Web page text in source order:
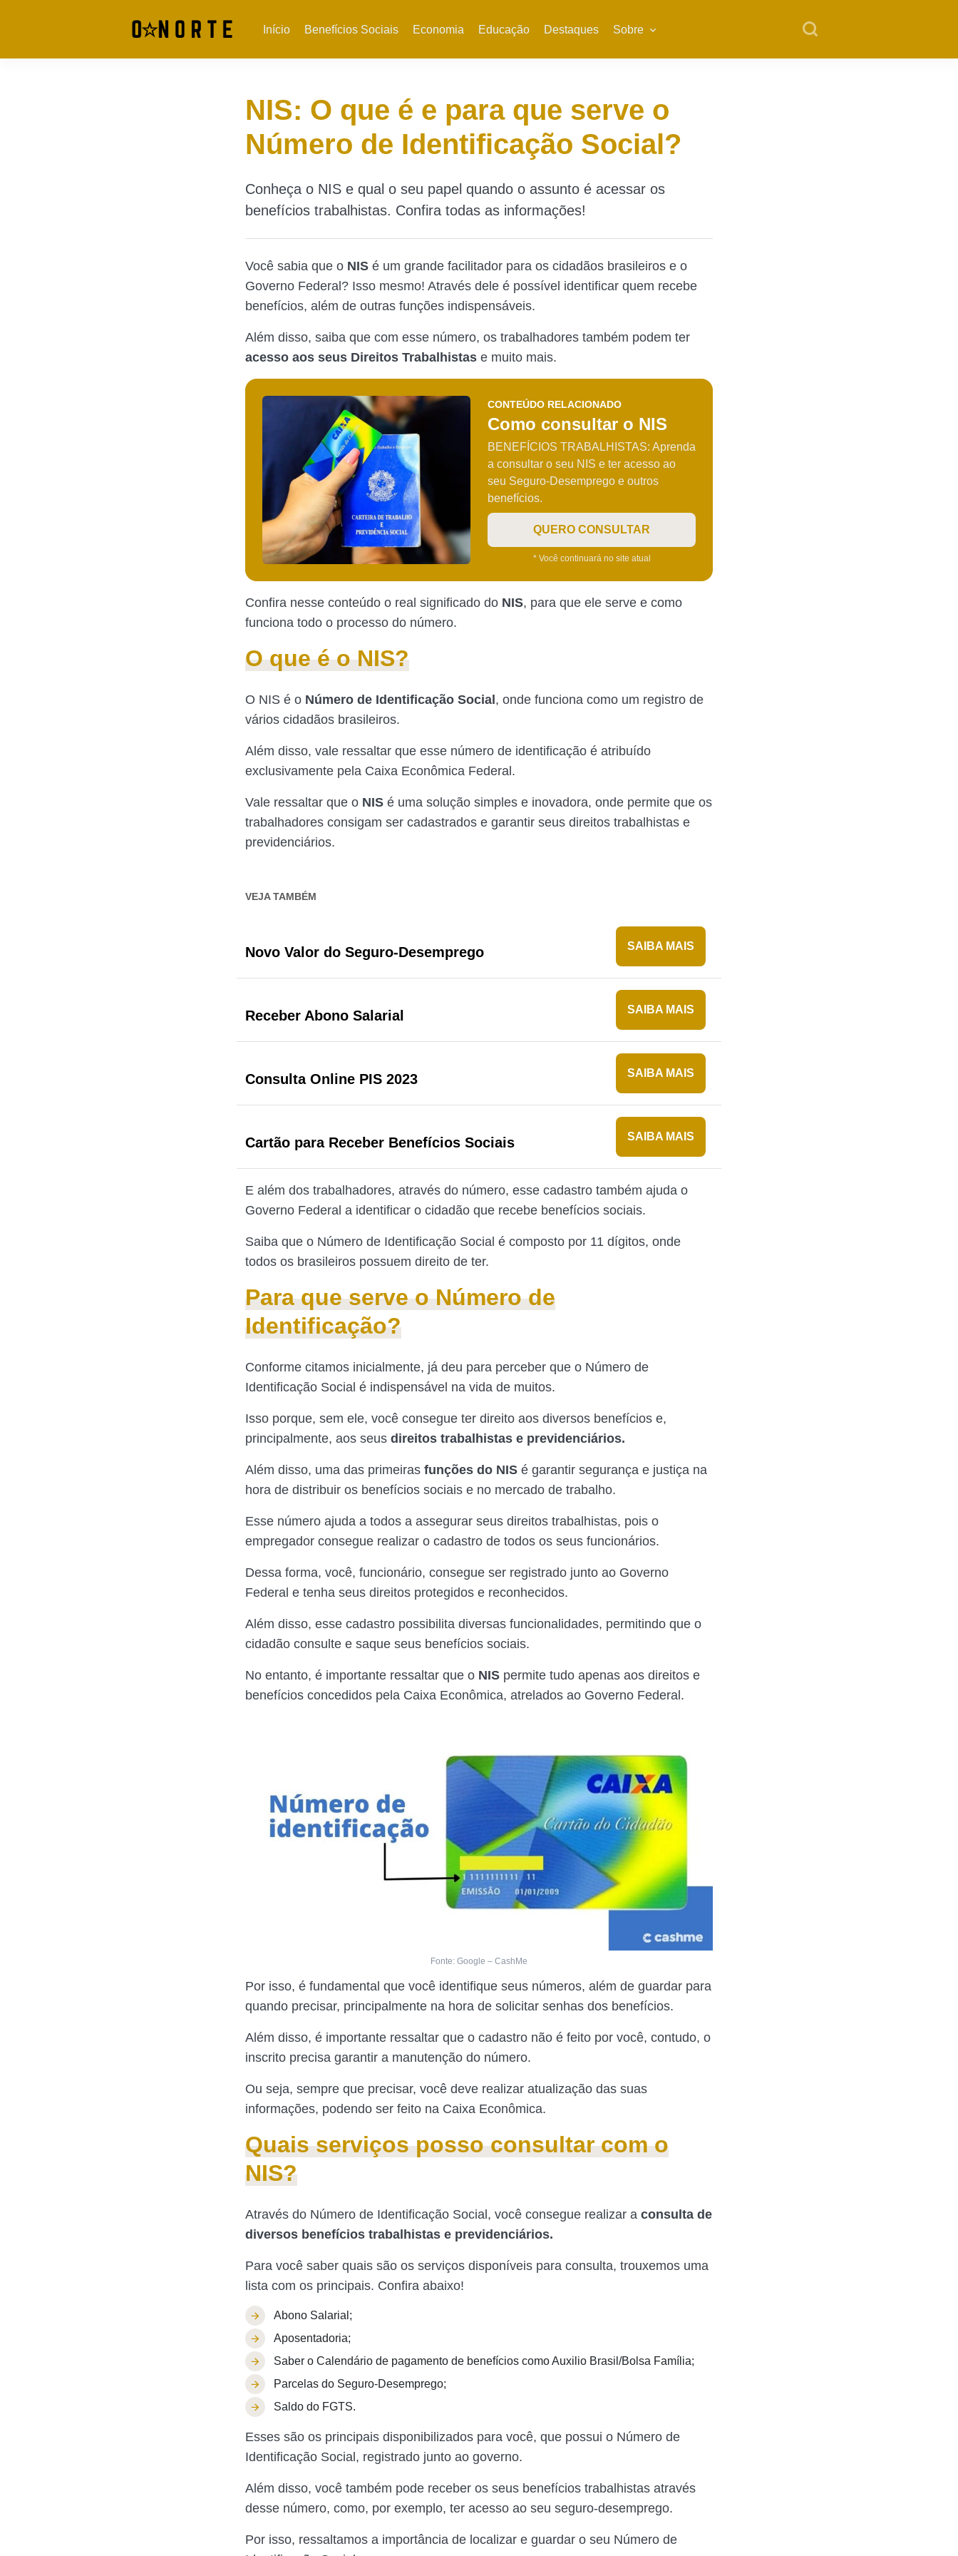
Início Benefícios Sociais Economia Educação Destaques Sobre
NIS: O que é e para que serve o
Número de Identificação Social?
Conheça o NIS e qual o seu papel quando o assunto é acessar os
benefícios trabalhistas. Confira todas as informações!
Você sabia que o NIS é um grande facilitador para os cidadãos brasileiros e o
Governo Federal? Isso mesmo! Através dele é possível identificar quem recebe
benefícios, além de outras funções indispensáveis.
Além disso, saiba que com esse número, os trabalhadores também podem ter
acesso aos seus Direitos Trabalhistas e muito mais.
CONTEÚDO RELACIONADO
Como consultar o NIS
BENEFÍCIOS TRABALHISTAS: Aprenda
a consultar o seu NIS e ter acesso ao
seu Seguro-Desemprego e outros
benefícios.
QUERO CONSULTAR
* Você continuará no site atual
Confira nesse conteúdo o real significado do NIS, para que ele serve e como
funciona todo o processo do número.
O que é o NIS?
O NIS é o Número de Identificação Social , onde funciona como um registro de
vários cidadãos brasileiros.
Além disso, vale ressaltar que esse número de identificação é atribuído
exclusivamente pela Caixa Econômica Federal.
Vale ressaltar que o NIS é uma solução simples e inovadora, onde permite que os
trabalhadores consigam ser cadastrados e garantir seus direitos trabalhistas e
previdenciários.
VEJA TAMBÉM
Novo Valor do Seguro-Desemprego SAIBA MAIS
Receber Abono Salarial SAIBA MAIS
Consulta Online PIS 2023 SAIBA MAIS
Cartão para Receber Benefícios Sociais SAIBA MAIS
E além dos trabalhadores, através do número, esse cadastro também ajuda o
Governo Federal a identificar o cidadão que recebe benefícios sociais.
Saiba que o Número de Identificação Social é composto por 11 dígitos, onde
todos os brasileiros possuem direito de ter.
Para que serve o Número de
Identificação?
Conforme citamos inicialmente, já deu para perceber que o Número de
Identificação Social é indispensável na vida de muitos.
Isso porque, sem ele, você consegue ter direito aos diversos benefícios e,
principalmente, aos seus direitos trabalhistas e previdenciários.
Além disso, uma das primeiras funções do NIS é garantir segurança e justiça na
hora de distribuir os benefícios sociais e no mercado de trabalho.
Esse número ajuda a todos a assegurar seus direitos trabalhistas, pois o
empregador consegue realizar o cadastro de todos os seus funcionários.
Dessa forma, você, funcionário, consegue ser registrado junto ao Governo
Federal e tenha seus direitos protegidos e reconhecidos.
Além disso, esse cadastro possibilita diversas funcionalidades, permitindo que o
cidadão consulte e saque seus benefícios sociais.
No entanto, é importante ressaltar que o NIS permite tudo apenas aos direitos e
benefícios concedidos pela Caixa Econômica, atrelados ao Governo Federal.
Fonte: Google – CashMe
Por isso, é fundamental que você identifique seus números, além de guardar para
quando precisar, principalmente na hora de solicitar senhas dos benefícios.
Além disso, é importante ressaltar que o cadastro não é feito por você, contudo, o
inscrito precisa garantir a manutenção do número.
Ou seja, sempre que precisar, você deve realizar atualização das suas
informações, podendo ser feito na Caixa Econômica.
Quais serviços posso consultar com o
NIS?
Através do Número de Identificação Social, você consegue realizar a consulta de
diversos benefícios trabalhistas e previdenciários.
Para você saber quais são os serviços disponíveis para consulta, trouxemos uma
lista com os principais. Confira abaixo!
Abono Salarial;
Aposentadoria;
Saber o Calendário de pagamento de benefícios como Auxilio Brasil/Bolsa Família;
Parcelas do Seguro-Desemprego;
Saldo do FGTS.
Esses são os principais disponibilizados para você, que possui o Número de
Identificação Social, registrado junto ao governo.
Além disso, você também pode receber os seus benefícios trabalhistas através
desse número, como, por exemplo, ter acesso ao seu seguro-desemprego.
Por isso, ressaltamos a importância de localizar e guardar o seu Número de